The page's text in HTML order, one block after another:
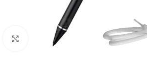
Click to enlarge